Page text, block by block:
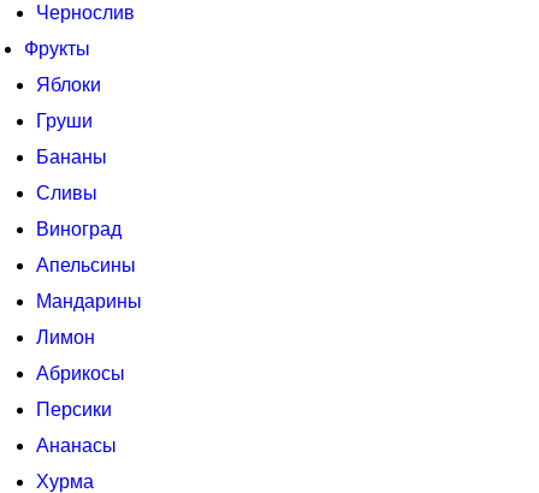
Чернослив
Фрукты
Яблоки
Груши
Бананы
Сливы
Виноград
Апельсины
Мандарины
Лимон
Абрикосы
Персики
Ананасы
Хурма